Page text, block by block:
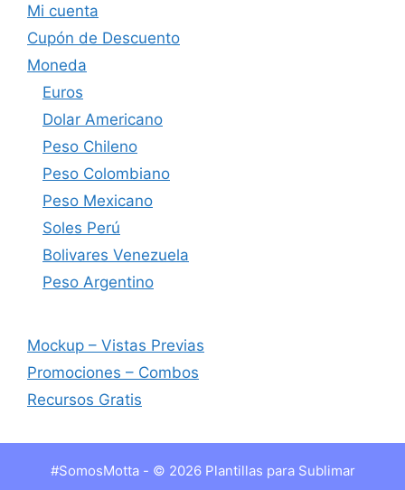
Mi cuenta
Cupón de Descuento
Moneda
Euros
Dolar Americano
Peso Chileno
Peso Colombiano
Peso Mexicano
Soles Perú
Bolivares Venezuela
Peso Argentino
Mockup – Vistas Previas
Promociones – Combos
Recursos Gratis
#SomosMotta - © 2026 Plantillas para Sublimar